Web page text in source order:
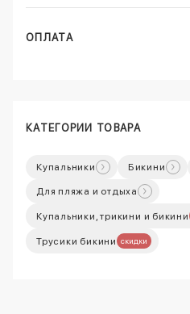
ОПЛАТА
КАТЕГОРИИ ТОВАРА
Купальники Бикини
Для пляжа и отдыха
Купальники, трикини и бикини
Трусики бикини скидки